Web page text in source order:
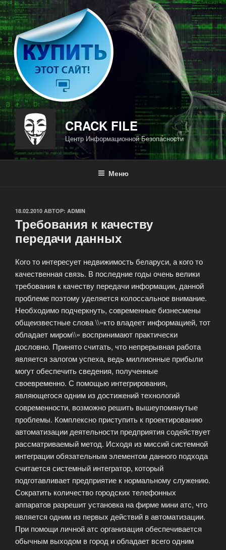
Перейти
к
содержимому
CRACK FILE
Центр Информационной Безопасности
Меню
ОПУБЛИКОВАНО
18.02.2010 АВТОР: ADMIN
Требования к качеству
передачи данных
Кого то интересует недвижимость беларуси, а кого то
качественная связь. В последние годы очень велики
требования к качеству передачи информации, данной
проблеме поэтому уделяется колоссальное внимание.
Необходимо подчеркнуть, современные бизнесмены
общеизвестные слова \\»кто владеет информацией, тот
обладает миром\\» воспринимают практически
дословно. Принято считать, что непрерывная работа
является залогом успеха, ведь миллионные прибыли
могут обеспечить сведения, полученные
своевременно. С помощью интегрирования,
являющегося одним из достижений технологий
современности, возможно решить вышеупомянутые
проблемы. Комплексно приступить к проектированию
автоматизации деятельности предприятия содействует
рассматриваемый метод. Исходя из миссий системной
интеграции обязательным элементом данного подхода
считается системный интегратор, который
подготавливает предприятие к нормальному служению.
Сократить количество городских телефонных
аппаратов разрешит установка на фирме мини атс, что
является одним из первых действий в автоматизации.
При помощи личной атс организация обеспечивается
обычным выходом в город и обладает всего одним